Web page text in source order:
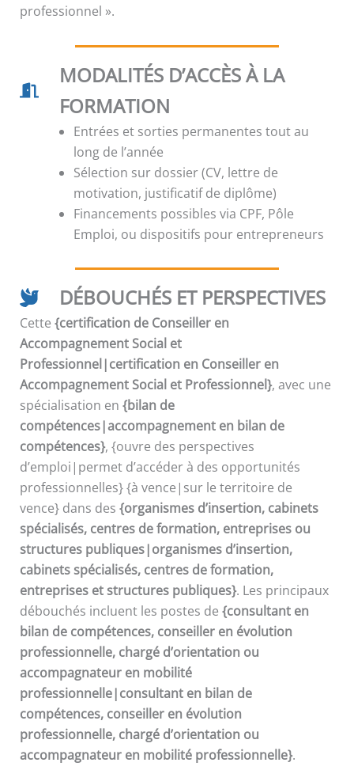
professionnel ».
MODALITÉS D’ACCÈS À LA
FORMATION
Entrées et sorties permanentes tout au
long de l’année
Sélection sur dossier (CV, lettre de
motivation, justificatif de diplôme)
Financements possibles via CPF, Pôle
Emploi, ou dispositifs pour entrepreneurs
DÉBOUCHÉS ET PERSPECTIVES
Cette {certification de Conseiller en
Accompagnement Social et
Professionnel|certification en Conseiller en
Accompagnement Social et Professionnel}, avec une
spécialisation en {bilan de
compétences|accompagnement en bilan de
compétences}, {ouvre des perspectives
d’emploi|permet d’accéder à des opportunités
professionnelles} {à vence|sur le territoire de
vence} dans des {organismes d’insertion, cabinets
spécialisés, centres de formation, entreprises ou
structures publiques|organismes d’insertion,
cabinets spécialisés, centres de formation,
entreprises et structures publiques}. Les principaux
débouchés incluent les postes de {consultant en
bilan de compétences, conseiller en évolution
professionnelle, chargé d’orientation ou
accompagnateur en mobilité
professionnelle|consultant en bilan de
compétences, conseiller en évolution
professionnelle, chargé d’orientation ou
accompagnateur en mobilité professionnelle}.